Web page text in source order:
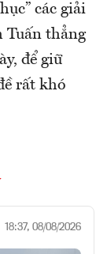
các giải
Tuấn thẳng
để giữ
rất khó
18:37, 08/08/2026